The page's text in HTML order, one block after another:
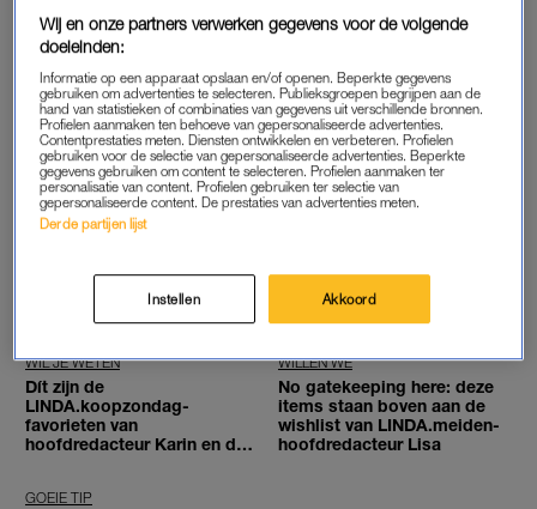
beautyproducten voor in
jouw routine
items onder de 30 euro wil je
jezelf nú cadeau doen
WILLEN WE
We zijn obsessed met
bermuda shorts: zó style je
deze controversiële
denimtrend
GOEIE TIP
Accessoire-upgrade: met
deze 5 items geef je kleur
aan elke zomeroutfit
GOEIE TIP
producten maak je iedere
beautyliefhebber blij
(inclusief jezelf)
de zomer mee in huis te
WIL JE WETEN
Dít zijn de
LINDA.koopzondag-
favorieten van
hoofdredacteur Karin en de
WILLEN WE
No gatekeeping here: deze
items staan boven aan de
wishlist van LINDA.meiden-
hoofdredacteur Lisa
GOEIE TIP
Wij en onze partners verwerken gegevens voor de volgende
doeleinden:
Informatie op een apparaat opslaan en/of openen. Beperkte gegevens
gebruiken om advertenties te selecteren. Publieksgroepen begrijpen aan de
hand van statistieken of combinaties van gegevens uit verschillende bronnen.
Profielen aanmaken ten behoeve van gepersonaliseerde advertenties.
Contentprestaties meten. Diensten ontwikkelen en verbeteren. Profielen
gebruiken voor de selectie van gepersonaliseerde advertenties. Beperkte
gegevens gebruiken om content te selecteren. Profielen aanmaken ter
personalisatie van content. Profielen gebruiken ter selectie van
gepersonaliseerde content. De prestaties van advertenties meten.
Derde partijen lijst
Instellen Akkoord